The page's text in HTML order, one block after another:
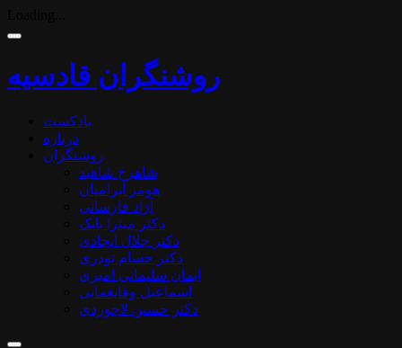
روشنگران قادسیه
پادکست
درباره
روشنگران
شاهرخ شاهید
هومر آبرامیان
آزاد فارسانی
دکتر میترا بابک
دکتر جلال ایجادی
دکتر حسام نوذری
ایمان سلیمانی امیری
اسماعیل وفایغمایی
دکتر حسین لاجوردی